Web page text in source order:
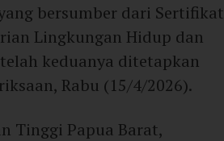
bersumber dari Sertifikat
Lingkungan Hidup dan
keduanya ditetapkan
Rabu (15/4/2026).
Tinggi Papua Barat,